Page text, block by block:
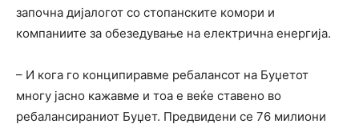
започна дијалогот со стопанските комори и
компаниите за обезедување на електрична енергија.
– И кога го конципиравме ребалансот на Буџетот
многу јасно кажавме и тоа е веќе ставено во
ребалансираниот Буџет. Предвидени се 76 милиони